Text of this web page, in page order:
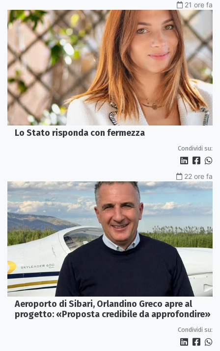
21 ore fa
Lo Stato risponda con fermezza
Condividi su:
22 ore fa
Aeroporto di Sibari, Orlandino Greco apre al
progetto: «Proposta credibile da approfondire»
Condividi su: